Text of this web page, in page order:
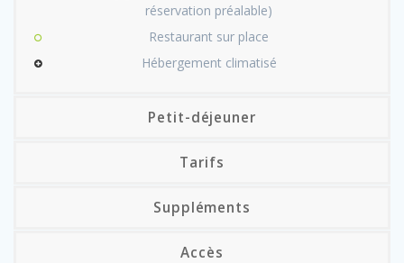
réservation préalable)
Restaurant sur place
Hébergement climatisé
Petit-déjeuner
Tarifs
Suppléments
Accès